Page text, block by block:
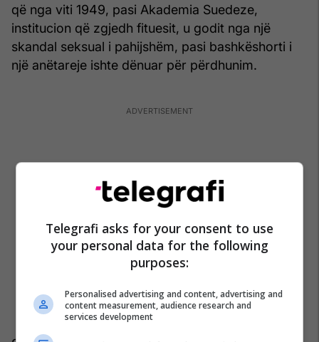
që nga viti 1949, pasi Akademia Suedeze,
institucion që zgjedh fituesit, u godit nga një
skandal seksual i pahijshëm, pasi bashkëshorti i
një anëtareje ishte dënuar për përdhunim.
Telegrafi asks for your consent to use
your personal data for the following
purposes:
Personalised advertising and content, advertising and
content measurement, audience research and
services development